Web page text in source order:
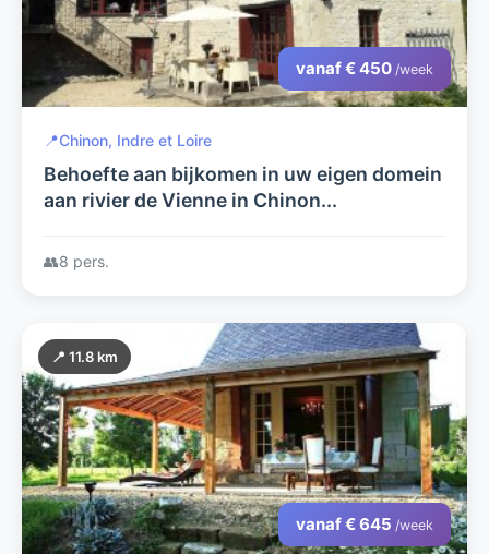
vanaf € 450 /week
📍Chinon, Indre et Loire
Behoefte aan bijkomen in uw eigen domein
aan rivier de Vienne in Chinon...
👥8 pers.
📍 11.8 km
vanaf € 645 /week